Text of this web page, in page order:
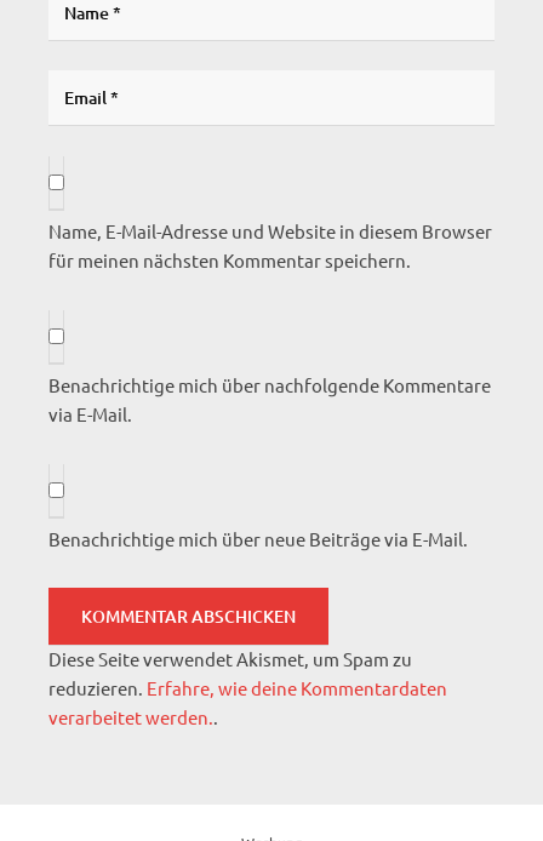
Name, E-Mail-Adresse und Website in diesem Browser
für meinen nächsten Kommentar speichern.
Benachrichtige mich über nachfolgende Kommentare
via E-Mail.
Benachrichtige mich über neue Beiträge via E-Mail.
Diese Seite verwendet Akismet, um Spam zu
reduzieren. Erfahre, wie deine Kommentardaten
verarbeitet werden..